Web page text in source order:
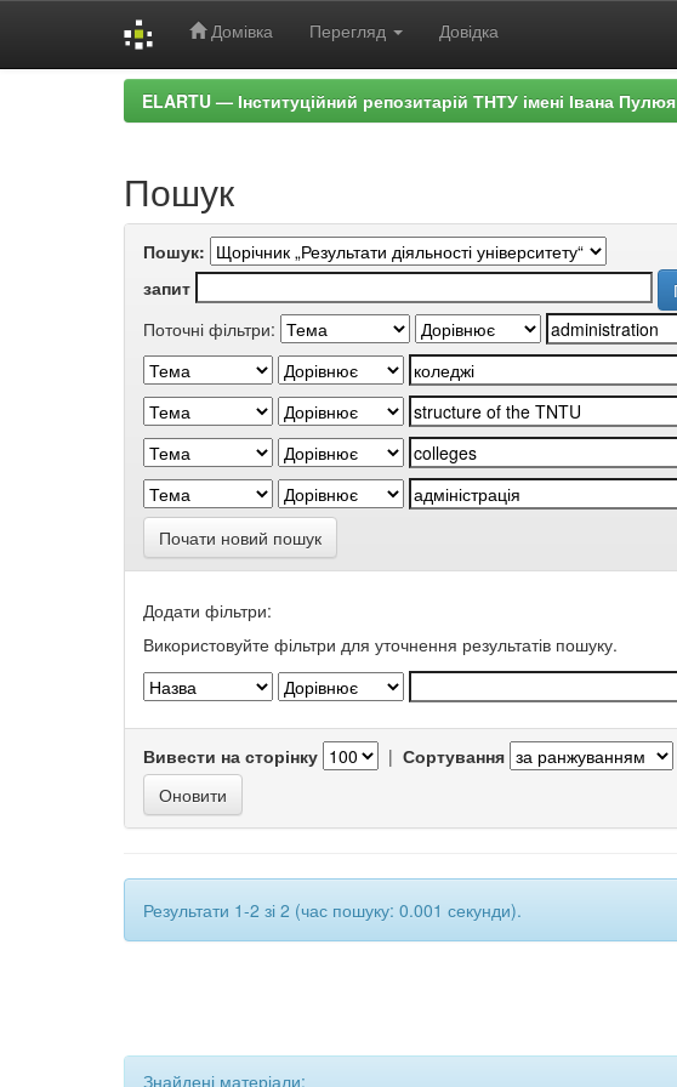
Домівка Перегляд Довідка
ELARTU — Інституційний репозитарій ТНТУ імені Івана Пулюя
Пошук
Пошук:
запит
Поточні фільтри:
Почати новий пошук
Додати фільтри:
Використовуйте фільтри для уточнення результатів пошуку.
Вивести на сторінку | Сортування
Результати 1-2 зі 2 (час пошуку: 0.001 секунди).
Знайдені матеріали: